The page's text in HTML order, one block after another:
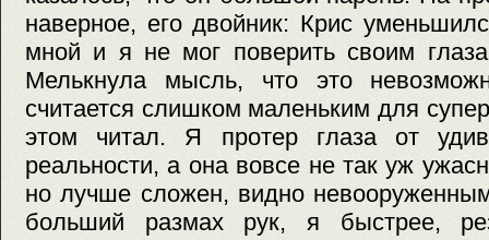
наверное, его двойник: Крис
мной и я не мог поверить своим
Мелькнула мысль, что это
считается слишком маленьким для
этом читал. Я протер глаза от
реальности, а она вовсе не так уж
но лучше сложен, видно
больший размах рук, я быстрее,